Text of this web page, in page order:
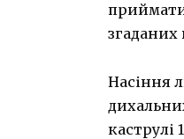
Насіння
каструлі